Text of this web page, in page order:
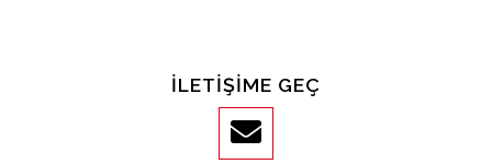
İLETIŞIME GEÇ